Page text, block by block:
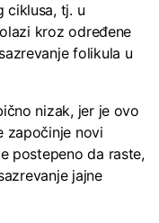
ciklusa, tj. u
kroz određene
folikula u
nizak, jer je ovo
započinje novi
postepeno da raste,
jajne